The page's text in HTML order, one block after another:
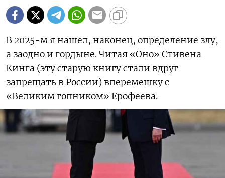
В 2025-м я нашел, наконец, определение злу,
а заодно и гордыне. Читая «Оно» Стивена
Кинга (эту старую книгу стали вдруг
запрещать в России) вперемешку с
«Великим гопником» Ерофеева.